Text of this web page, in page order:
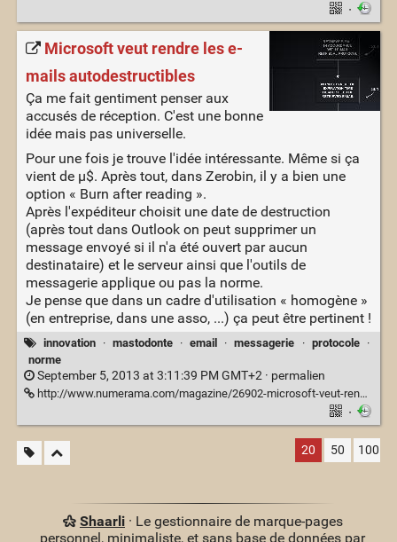
·
Microsoft veut rendre les e-
mails autodestructibles
Ça me fait gentiment penser aux
accusés de réception. C'est une bonne
idée mais pas universelle.
Pour une fois je trouve l'idée intéressante. Même si ça
vient de µ$. Après tout, dans Zerobin, il y a bien une
option « Burn after reading ».
Après l'expéditeur choisit une date de destruction
(après tout dans Outlook on peut supprimer un
message envoyé si il n'a été ouvert par aucun
destinataire) et le serveur ainsi que l'outils de
messagerie applique ou pas la norme.
Je pense que dans un cadre d'utilisation « homogène »
(en entreprise, dans une asso, ...) ça peut être pertinent !
innovation · mastodonte · email · messagerie · protocole
·
norme
September 5, 2013 at 3:11:39 PM GMT+2 · permalien
http://www.numerama.com/magazine/26902-microsoft-veut-rendre-les-e-mails-autodestructibles.html
·
20 50 100
Shaarli· Le gestionnaire de marque-pages
personnel, minimaliste, et sans base de données par